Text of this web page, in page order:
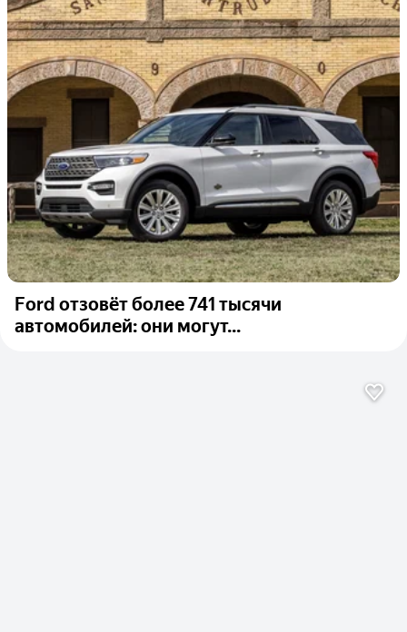
Ford отзовёт более 741 тысячи
автомобилей: они могут...